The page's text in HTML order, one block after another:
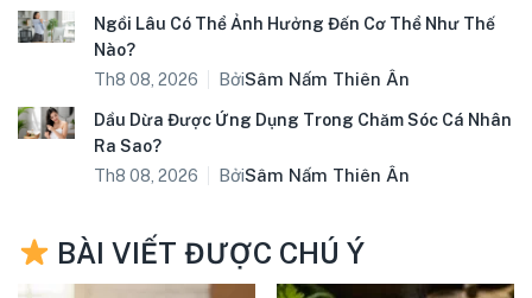
Ngồi Lâu Có Thể Ảnh Hưởng Đến Cơ Thể Như Thế
Nào?
Th8 08, 2026
BởiSâm Nấm Thiên Ân
Dầu Dừa Được Ứng Dụng Trong Chăm Sóc Cá Nhân
Ra Sao?
Th8 08, 2026
BởiSâm Nấm Thiên Ân
BÀI VIẾT ĐƯỢC CHÚ Ý